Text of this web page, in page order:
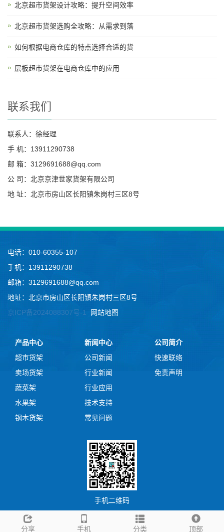
北京超市货架设计攻略：提升空间效率
北京超市货架选购全攻略：从需求到落
如何根据电商仓库的特点选择合适的货
层板超市货架在电商仓库中的应用
联系我们
联系人：徐经理
手 机：13911290738
邮 箱：3129691688@qq.com
公 司：北京京津世家货架有限公司
地 址：北京市房山区长阳镇朱岗村三区8号
分享 手机 分类 顶部
电话：010-60355-107
手机：13911290738
邮箱：3129691688@qq.com
地址：北京市房山区长阳镇朱岗村三区8号
京ICP备2024088307号-1
网站地图
产品中心
超市货架
卖场货架
蔬菜架
水果架
钢木货架
新闻中心
公司新闻
行业新闻
行业应用
技术支持
常见问题
公司简介
快速联络
免责声明
手机二维码